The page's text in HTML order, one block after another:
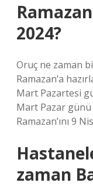
2024?
Oruç ne zaman
Ramazan’a
Mart Pazartesi
Mart Pazar günü
Ramazan’ını 9
zaman